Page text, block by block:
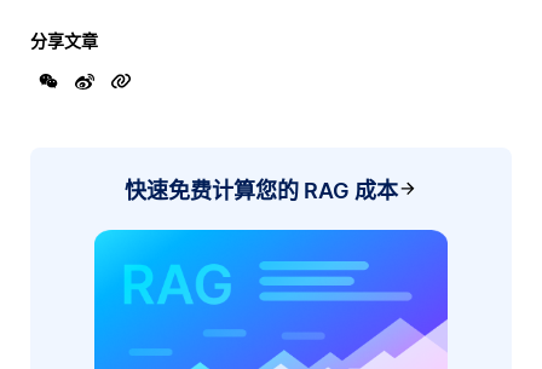
分享文章
快速免费计算您的 RAG 成本